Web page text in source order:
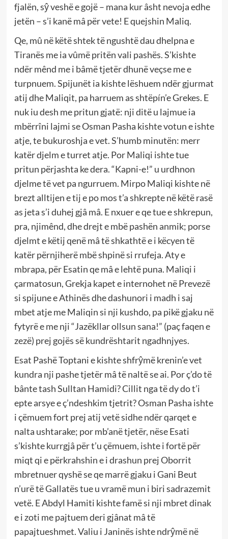
fjalën, sŷ veshë e gojë – mana kur âsht nevoja edhe
jetën – s’i kanë mâ për vete! E quejshin Maliq.
Qe, mû në këtë shtek të ngushtë dau dhelpna e
Tiranës me ia vûmë pritën vali pashës. S’kishte
ndër mênd me i bâmë tjetër dhunë veçse me e
turpnuem. Spijunët ia kishte lëshuem ndër gjurmat
atij dhe Maliqit, pa harruem as shtëpín’e Grekes. E
nuk iu desh me pritun gjatë: nji ditë u lajmue ia
mbërrîni lajmi se Osman Pasha kishte votun e ishte
atje, te bukuroshja e vet. S’humb minutën: merr
katër djelm e turret atje. Por Maliqi ishte tue
pritun përjashta ke dera. “Kapni-e!” u urdhnon
djelme të vet pa ngurruem. Mirpo Maliqi kishte në
brezt alltijen e tij e po mos t’a shkrepte në këtë rasë
as jeta s’i duhej gjâ mâ. E nxuer e qe tue e shkrepun,
pra, njimênd, dhe drejt e mbë pashën anmik; porse
djelmt e këtij qenë mâ të shkathtë e i këcyen të
katër përnjiherë mbë shpinë si rrufeja. Aty e
mbrapa, për Esatin qe mâ e lehtë puna. Maliqi i
çarmatosun, Grekja kapet e internohet në Prevezë
si spijune e Athinës dhe dashunori i madh i saj
mbet atje me Maliqin si nji kushdo, pa pikë gjaku në
fytyrë e me nji “Jazëkllar ollsun sana!” (paç faqen e
zezë) prej gojës së kundrështarit ngadhnjyes.
Esat Pashë Toptani e kishte shfrŷmë krenin’e vet
kundra nji pashe tjetër mâ të naltë se ai. Por ç’do të
bânte tash Sulltan Hamidi? Cillit nga të dy do t’i
epte arsye e ç’ndeshkim tjetrit? Osman Pasha ishte
i çëmuem fort prej atij vetë sidhe ndër qarqet e
nalta ushtarake; por mb’anë tjetër, nëse Esati
s’kishte kurrgjâ për t’u çëmuem, ishte i fortë për
miqt qi e përkrahshin e i drashun prej Oborrit
mbretnuer qyshë se qe marrë gjaku i Gani Beut
n’urë të Gallatës tue u vramë mun i biri sadrazemit
vetë. E Abdyl Hamiti kishte famë si nji mbret dinak
e i zoti me pajtuem deri gjânat mâ të
papajtueshmet. Valiu i Janinës ishte ndrŷmë në